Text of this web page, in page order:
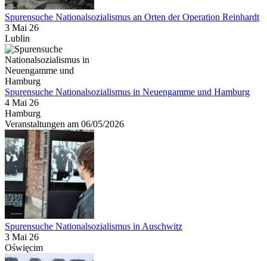
Spurensuche Nationalsozialismus an Orten der Operation Reinhardt
3 Mai 26
Lublin
Spurensuche Nationalsozialismus in Neuengamme und Hamburg
4 Mai 26
Hamburg
Veranstaltungen am 06/05/2026
Spurensuche Nationalsozialismus in Auschwitz
3 Mai 26
Oświęcim